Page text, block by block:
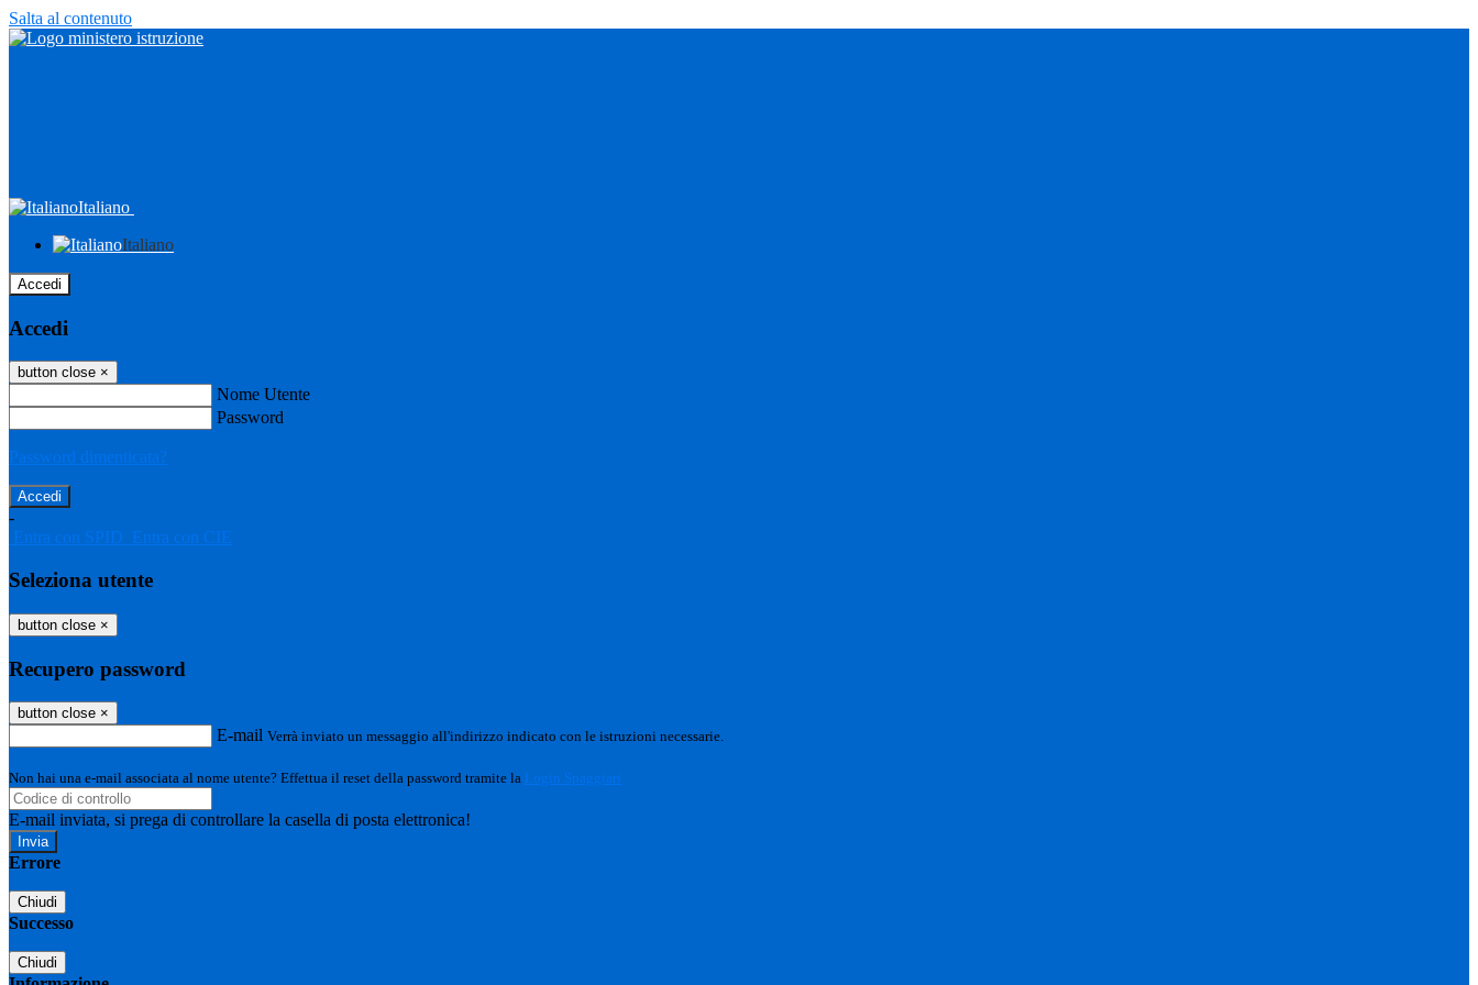
Salta al contenuto
Italiano
Italiano
Accedi
Accedi
button close ×
Nome Utente
Password
Password dimenticata?
-
Entra con SPID
Entra con CIE
Seleziona utente
button close ×
Recupero password
button close ×
E-mail Verrà inviato un messaggio all'indirizzo indicato con le istruzioni necessarie.
Non hai una e-mail associata al nome utente? Effettua il reset della password tramite la Login Spaggiari
E-mail inviata, si prega di controllare la casella di posta elettronica!
Errore
Chiudi
Successo
Chiudi